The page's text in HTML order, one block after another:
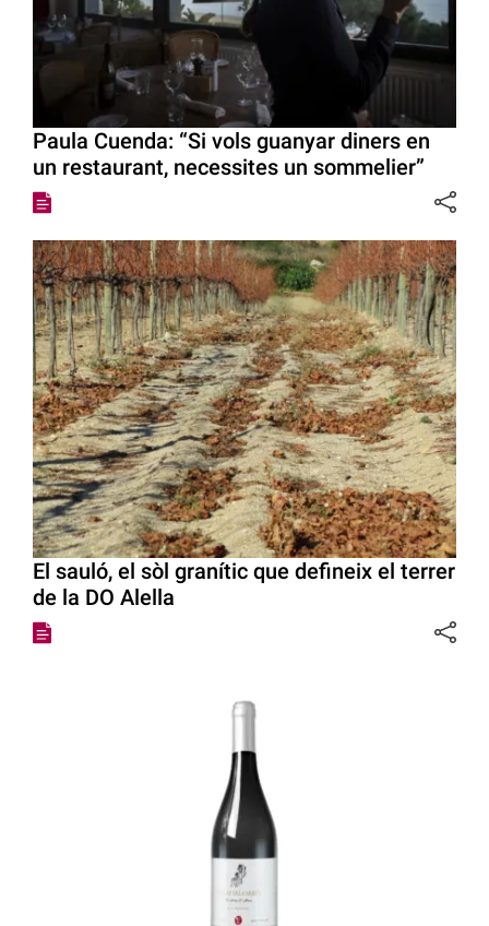
Paula Cuenda: “Si vols guanyar diners en
un restaurant, necessites un sommelier”
El sauló, el sòl granític que defineix el terrer
de la DO Alella